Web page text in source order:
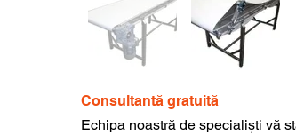
Consultantă gratuită
Echipa noastră de specialiști vă